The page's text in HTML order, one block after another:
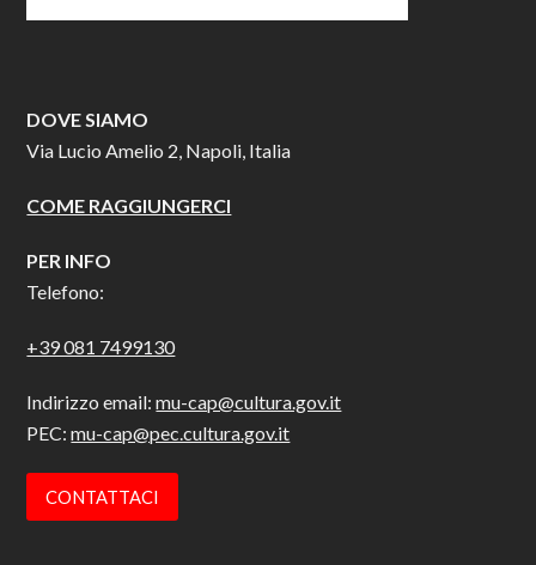
DOVE SIAMO
Via Lucio Amelio 2, Napoli, Italia
COME RAGGIUNGERCI
PER INFO
Telefono:
+39 081 7499130
Indirizzo email:mu-cap@cultura.gov.it
PEC:mu-cap@pec.cultura.gov.it
CONTATTACI